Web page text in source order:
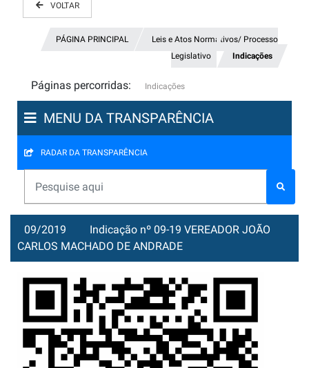
VOLTAR
PÁGINA PRINCIPAL
Leis e Atos Normativos/ Processo
Legislativo
Indicações
Páginas percorridas: Indicações
MENU DA TRANSPARÊNCIA
RADAR DA TRANSPARÊNCIA
09/2019
Indicação nº 09-19 VEREADOR JOÃO
CARLOS MACHADO DE ANDRADE